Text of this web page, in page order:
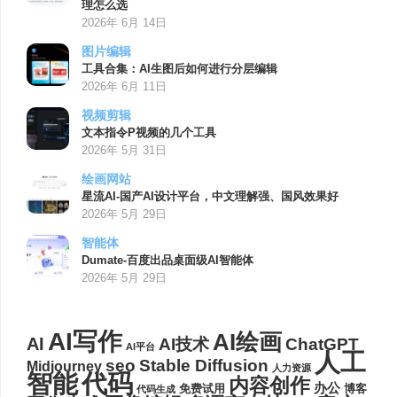
理怎么选
2026年 6月 14日
图片编辑
工具合集：AI生图后如何进行分层编辑
2026年 6月 11日
视频剪辑
文本指令P视频的几个工具
2026年 5月 31日
绘画网站
星流AI-国产AI设计平台，中文理解强、国风效果好
2026年 5月 29日
智能体
Dumate-百度出品桌面级AI智能体
2026年 5月 29日
AI AI写作 AI平台 AI技术AI绘画ChatGPT
Midjourney seo Stable Diffusion 人力资源 人工
智能代码 代码生成 免费试用 内容创作 办公 博客